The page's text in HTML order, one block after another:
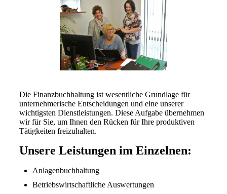
Die Finanzbuchhaltung ist wesentliche Grundlage für
unternehmerische Entscheidungen und eine unserer
wichtigsten Dienstleistungen. Diese Aufgabe übernehmen
wir für Sie, um Ihnen den Rücken für Ihre produktiven
Tätigkeiten freizuhalten.
Unsere Leistungen im Einzelnen:
Anlagenbuchhaltung
Betriebswirtschaftliche Auswertungen